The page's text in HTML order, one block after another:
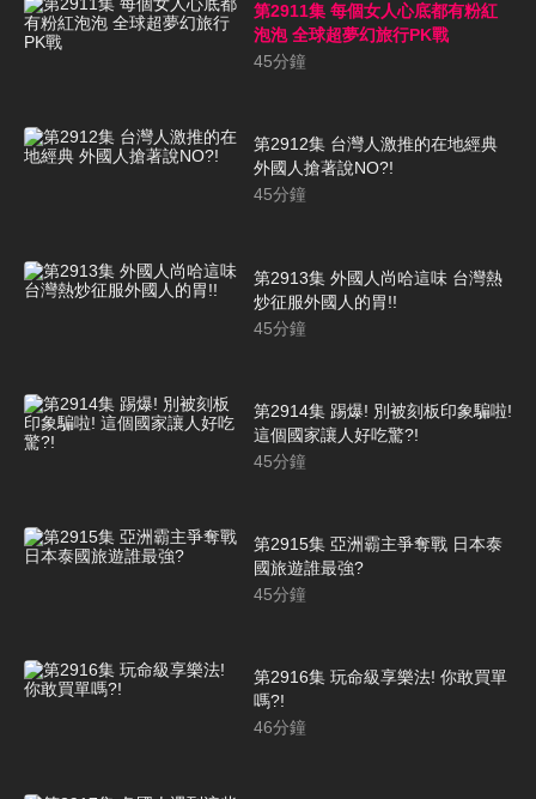
第2911集 每個女人心底都有粉紅
泡泡 全球超夢幻旅行PK戰
45分鐘
第2912集 台灣人激推的在地經典
外國人搶著說NO?!
45分鐘
第2913集 外國人尚哈這味 台灣熱
炒征服外國人的胃!!
45分鐘
第2914集 踢爆! 別被刻板印象騙啦!
這個國家讓人好吃驚?!
45分鐘
第2915集 亞洲霸主爭奪戰 日本泰
國旅遊誰最強?
45分鐘
第2916集 玩命級享樂法! 你敢買單
嗎?!
46分鐘